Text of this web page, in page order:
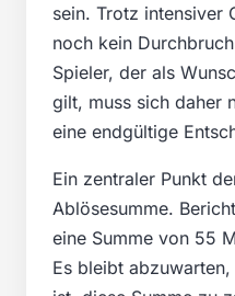
sein. Trotz intensiver
noch kein
Spieler, der als
gilt, muss sich daher
eine endgültige
Ein zentraler Punkt
Ablösesumme.
eine Summe von 55
Es bleibt